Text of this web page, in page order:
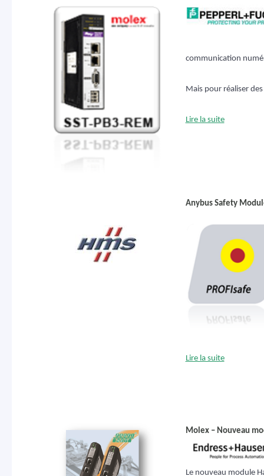
communication
Mais pour réaliser
Lire la suite
Anybus Safety
Lire la suite
Molex – Nouveau
Le nouveau module